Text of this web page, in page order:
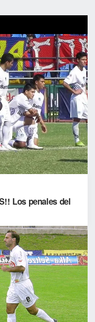
Los penales del